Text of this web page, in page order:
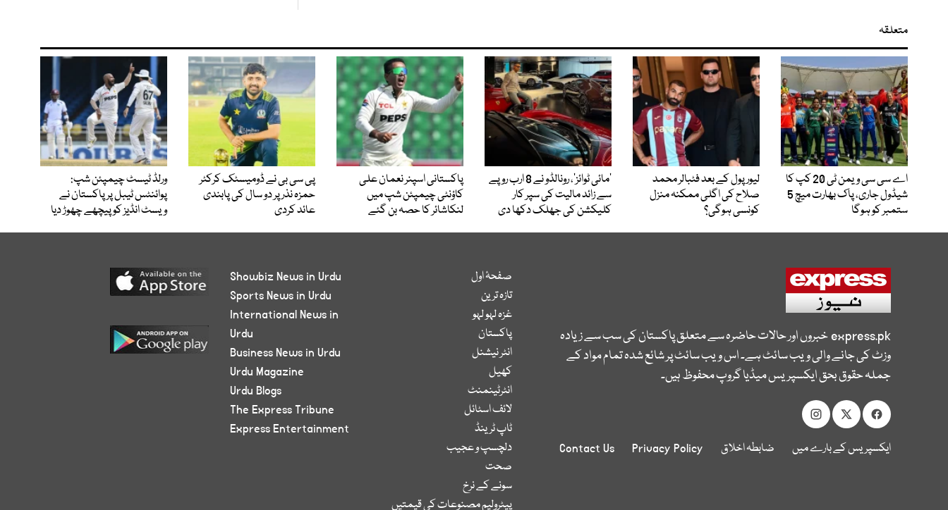
متعلقہ
اے سی سی ویمن ٹی 20 کپ کا
شیڈول جاری، پاک بھارت میچ 5
ستمبر کو ہوگا
لیور پول کے بعد فٹبالر محمد
صلاح کی اگلی ممکنہ منزل
کونسی ہوگی؟
’مائی ٹوائز‘، رونالڈو نے 8 ارب روپے
سے زائد مالیت کی سپر کار
کلیکشن کی جھلک دکھا دی
پاکستانی اسپنر نعمان علی
کاؤنٹی چیمپئن شپ میں
لنکاشائر کا حصہ بن گئے
پی سی بی نے ڈومیسٹک کرکٹر
حمزہ نذر پر دو سال کی پابندی
عائد کردی
ورلڈ ٹیسٹ چیمپئن شپ:
پوائنٹس ٹیبل پر پاکستان نے
ویسٹ انڈیز کو پیچھے چھوڑ دیا
express.pkخبروں اور حالات حاضرہ سے متعلق پاکستان کی سب سے زیادہ
وزٹ کی جانے والی ویب سائٹ ہے۔ اس ویب سائٹ پر شائع شدہ تمام مواد کے
جملہ حقوق بحق ایکسپریس میڈیا گروپ محفوظ ہیں۔
ایکسپریس کے بارے میں ضابطہ اخلاق Privacy Policy
Contact Us
صفحۂ اول
تازہ ترین
غزہ لہو لہو
پاکستان
انٹر نیشنل
کھیل
انٹرٹینمنٹ
لائف اسٹائل
ٹاپ ٹرینڈ
دلچسپ و عجیب
صحت
سونے کے نرخ
پیٹرولیم مصنوعات کی قیمتیں
Showbiz News in Urdu
Sports News in Urdu
International News in
Urdu
Business News in Urdu
Urdu Magazine
Urdu Blogs
The Express Tribune
Express Entertainment